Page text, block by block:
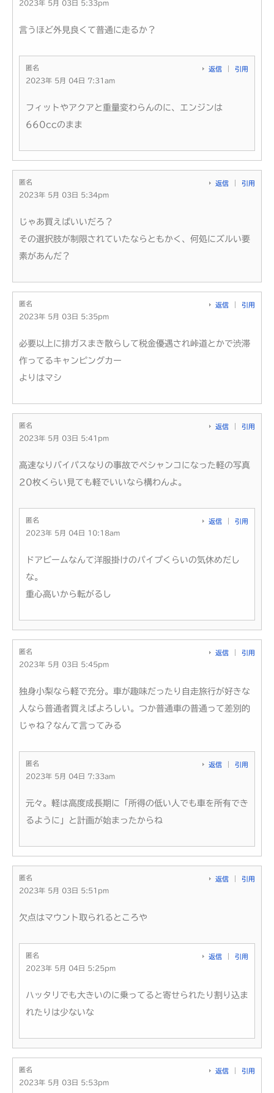
2023年 5月 03日 5:33pm
言うほど外見良くて普通に走るか？
匿名
2023年 5月 04日 7:31am
返信 引用
フィットやアクアと重量変わらんのに、エンジンは
660ccのまま
匿名
2023年 5月 03日 5:34pm
返信 引用
じゃあ買えばいいだろ？
その選択肢が制限されていたならともかく、何処にズルい要
素があんだ？
匿名
2023年 5月 03日 5:35pm
返信 引用
必要以上に排ガスまき散らして税金優遇され峠道とかで渋滞
作ってるキャンピングカー
よりはマシ
匿名
2023年 5月 03日 5:41pm
返信 引用
高速なりバイパスなりの事故でペシャンコになった軽の写真
20枚くらい見ても軽でいいなら構わんよ。
匿名
2023年 5月 04日 10:18am
返信 引用
ドアビームなんて洋服掛けのパイプくらいの気休めだし
な。
重心高いから転がるし
匿名
2023年 5月 03日 5:45pm
返信 引用
独身小梨なら軽で充分。車が趣味だったり自走旅行が好きな
人なら普通者買えばよろしい。つか普通車の普通って差別的
じゃね？なんて言ってみる
匿名
2023年 5月 04日 7:33am
返信 引用
元々。軽は高度成長期に「所得の低い人でも車を所有でき
るように」と計画が始まったからね
匿名
2023年 5月 03日 5:51pm
返信 引用
欠点はマウント取られるところや
匿名
2023年 5月 04日 5:25pm
返信 引用
ハッタリでも大きいのに乗ってると寄せられたり割り込ま
れたりは少ないな
匿名
2023年 5月 03日 5:53pm
返信 引用